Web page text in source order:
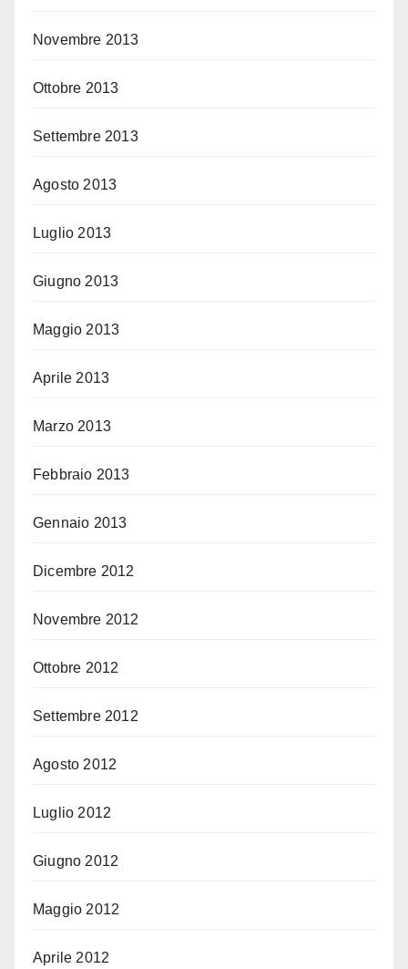
Novembre 2013
Ottobre 2013
Settembre 2013
Agosto 2013
Luglio 2013
Giugno 2013
Maggio 2013
Aprile 2013
Marzo 2013
Febbraio 2013
Gennaio 2013
Dicembre 2012
Novembre 2012
Ottobre 2012
Settembre 2012
Agosto 2012
Luglio 2012
Giugno 2012
Maggio 2012
Aprile 2012